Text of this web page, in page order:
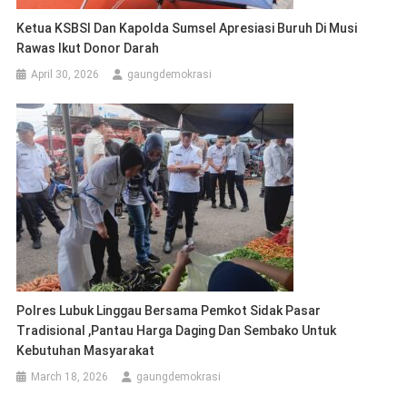
Ketua KSBSI Dan Kapolda Sumsel Apresiasi Buruh Di Musi
Rawas Ikut Donor Darah
April 30, 2026 gaungdemokrasi
Polres Lubuk Linggau Bersama Pemkot Sidak Pasar
Tradisional ,Pantau Harga Daging Dan Sembako Untuk
Kebutuhan Masyarakat
March 18, 2026 gaungdemokrasi